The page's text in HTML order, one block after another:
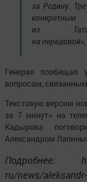
за Родину.
конкретным
из
на
Генерал пообещал
вопросам,
Текстовую версию
за 7 минут» на
Кадырова
Александром
Подробнее:
ru/news/